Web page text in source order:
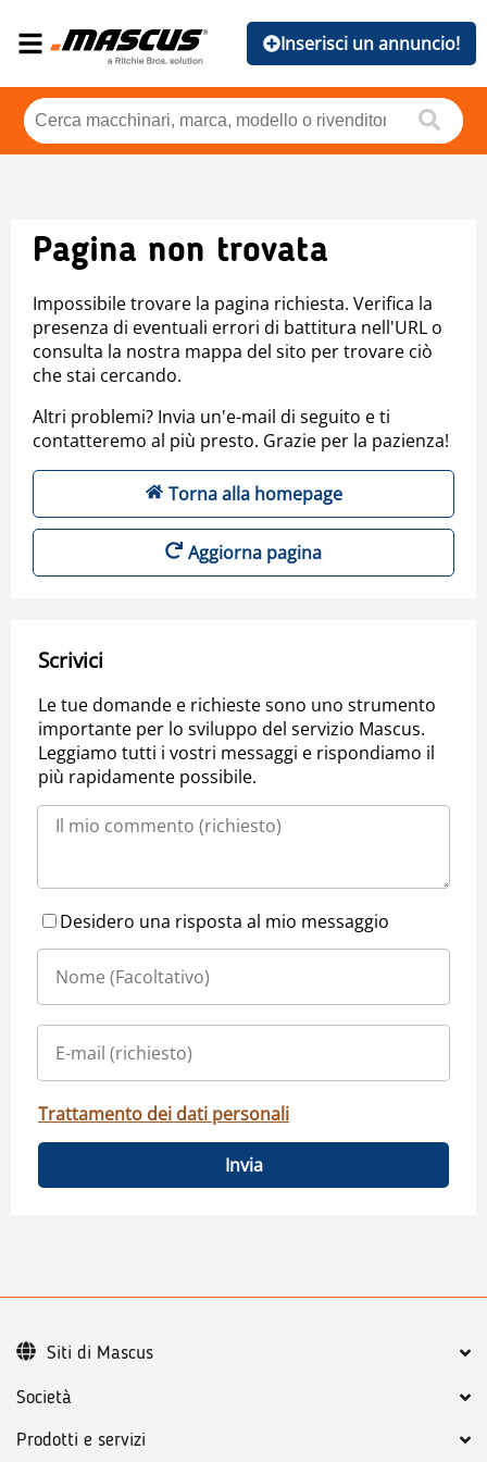
Inserisci un annuncio!
Pagina non trovata
Impossibile trovare la pagina richiesta. Verifica la
presenza di eventuali errori di battitura nell'URL o
consulta la nostra mappa del sito per trovare ciò
che stai cercando.
Altri problemi? Invia un'e-mail di seguito e ti
contatteremo al più presto. Grazie per la pazienza!
Torna alla homepage
Aggiorna pagina
Scrivici
Le tue domande e richieste sono uno strumento
importante per lo sviluppo del servizio Mascus.
Leggiamo tutti i vostri messaggi e rispondiamo il
più rapidamente possibile.
Desidero una risposta al mio messaggio
Trattamento dei dati personali
Invia
Società
Prodotti e servizi
Siti di Mascus